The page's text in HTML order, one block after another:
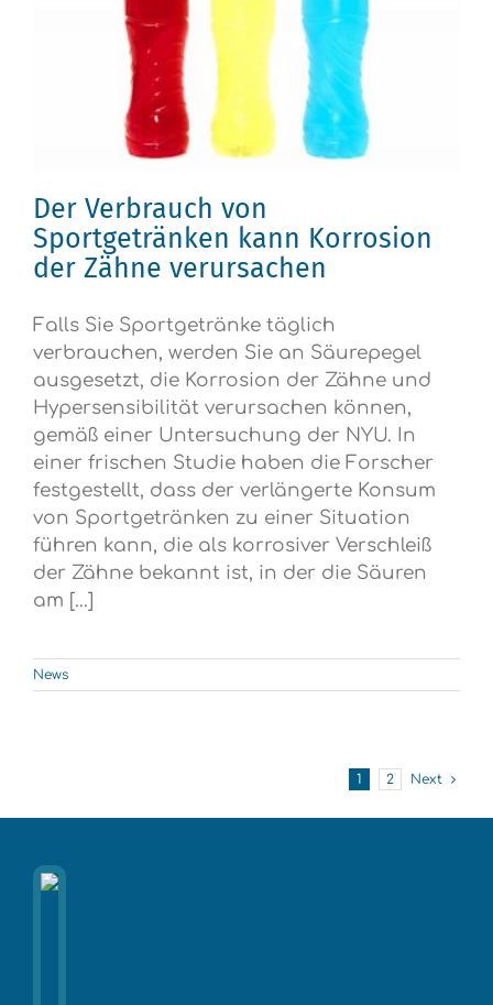
Der Verbrauch von
Sportgetränken kann Korrosion
der Zähne verursachen
Falls Sie Sportgetränke täglich
verbrauchen, werden Sie an Säurepegel
ausgesetzt, die Korrosion der Zähne und
Hypersensibilität verursachen können,
gemäß einer Untersuchung der NYU. In
einer frischen Studie haben die Forscher
festgestellt, dass der verlängerte Konsum
von Sportgetränken zu einer Situation
führen kann, die als korrosiver Verschleiß
der Zähne bekannt ist, in der die Säuren
am [...]
News
1 2 Next